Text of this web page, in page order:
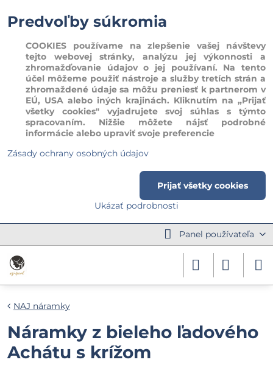
Panel používateľa
NAJ náramky
Náramky z bieleho ľadového
Achátu s krížom
Predvoľby súkromia
COOKIES používame na zlepšenie vašej návštevy
tejto webovej stránky, analýzu jej výkonnosti a
zhromažďovanie údajov o jej používaní. Na tento
účel môžeme použiť nástroje a služby tretích strán a
zhromaždené údaje sa môžu preniesť k partnerom v
EÚ, USA alebo iných krajinách. Kliknutím na „Prijať
všetky cookies" vyjadrujete svoj súhlas s týmto
spracovaním. Nižšie môžete nájsť podrobné
informácie alebo upraviť svoje preferencie
Zásady ochrany osobných údajov
Ukázať podrobnosti
Prijať všetky cookies